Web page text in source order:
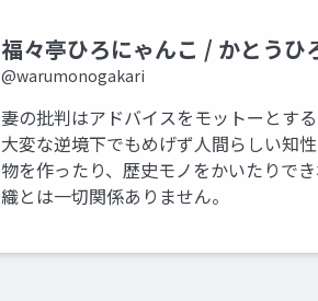
福々亭ひろにゃんこ / かとうひ
@warumonogakari
妻の批判はアドバイスをモットーとす
大変な逆境下でもめげず人間らしい知
物を作ったり、歴史モノをかいたりで
織とは一切関係ありません。